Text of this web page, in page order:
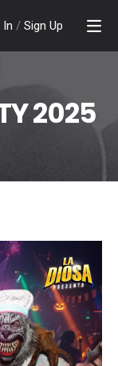
In / Sign Up
2025